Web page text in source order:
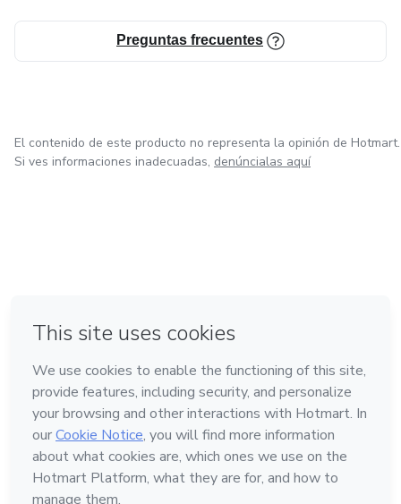
Preguntas frecuentes
El contenido de este producto no representa la opinión de Hotmart.
Si ves informaciones inadecuadas, denúncialas aquí
Hecho con❤ en Belo Horizonte
Conoce Hotmart
Idioma
Español